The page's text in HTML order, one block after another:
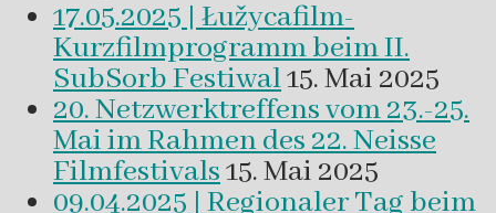
17.05.2025 | Łužycafilm-
Kurzfilmprogramm beim II.
SubSorb Festiwal15. Mai 2025
20. Netzwerktreffens vom 23.-25.
Mai im Rahmen des 22. Neisse
Filmfestivals15. Mai 2025
09.04.2025 | Regionaler Tag beim